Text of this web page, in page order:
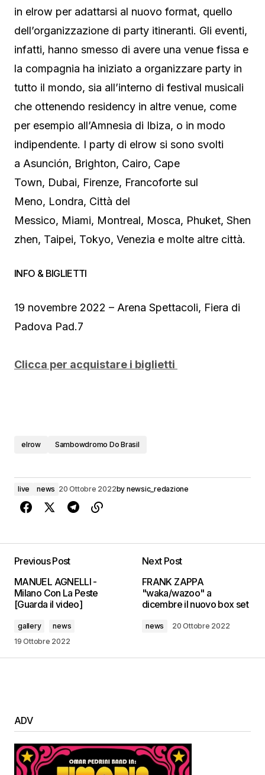
in elrow per adattarsi al nuovo format, quello
dell’organizzazione di party itineranti. Gli eventi,
infatti, hanno smesso di avere una venue fissa e
la compagnia ha iniziato a organizzare party in
tutto il mondo, sia all’interno di festival musicali
che ottenendo residency in altre venue, come
per esempio all’Amnesia di Ibiza, o in modo
indipendente. I party di elrow si sono svolti
a Asunción, Brighton, Cairo, Cape
Town, Dubai, Firenze, Francoforte sul
Meno, Londra, Città del
Messico, Miami, Montreal, Mosca, Phuket, Shen
zhen, Taipei, Tokyo, Venezia e molte altre città.
INFO & BIGLIETTI
19 novembre 2022 – Arena Spettacoli, Fiera di
Padova Pad.7
Clicca per acquistare i biglietti
elrow Sambowdromo Do Brasil
live news 20 Ottobre 2022by newsic_redazione
Previous Post
MANUEL AGNELLI -
Milano Con La Peste
[Guarda il video]
gallery
news
19 Ottobre 2022
Next Post
FRANK ZAPPA
"waka/wazoo" a
dicembre il nuovo box set
news 20 Ottobre 2022
ADV